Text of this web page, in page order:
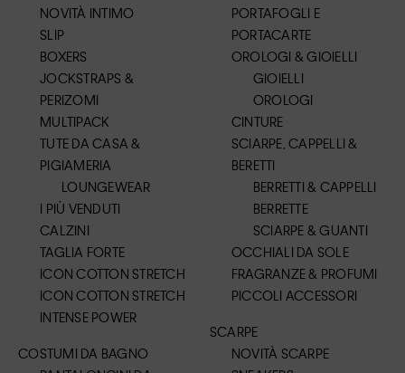
NOVITÀ INTIMO
SLIP
BOXERS
JOCKSTRAPS &
PERIZOMI
MULTIPACK
TUTE DA CASA &
PIGIAMERIA
LOUNGEWEAR
I PIÙ VENDUTI
CALZINI
TAGLIA FORTE
ICON COTTON STRETCH
ICON COTTON STRETCH
INTENSE POWER
COSTUMI DA BAGNO
PORTAFOGLI E
PORTACARTE
OROLOGI & GIOIELLI
GIOIELLI
OROLOGI
CINTURE
SCIARPE, CAPPELLI &
BERETTI
BERRETTI & CAPPELLI
BERRETTE
SCIARPE & GUANTI
OCCHIALI DA SOLE
FRAGRANZE & PROFUMI
PICCOLI ACCESSORI
SCARPE
NOVITÀ SCARPE